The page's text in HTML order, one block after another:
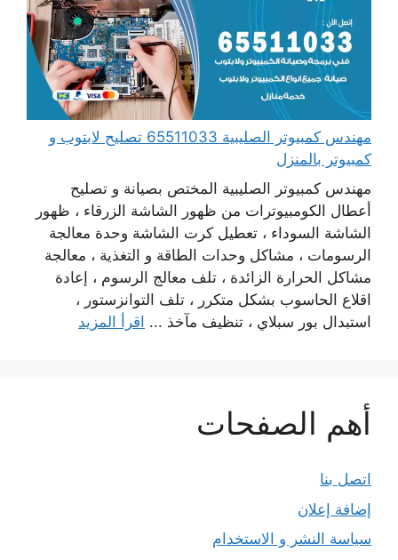
مهندس كمبيوتر الصليبية 65511033 تصليح لابتوب و
كمبيوتر بالمنزل
مهندس كمبيوتر الصليبية المختص بصيانة و تصليح
أعطال الكومبيوترات من ظهور الشاشة الزرقاء ، ظهور
الشاشة السوداء ، تعطيل كرت الشاشة وحدة معالجة
الرسومات ، مشاكل وحدات الطاقة و التغذية ، معالجة
مشاكل الحرارة الزائدة ، تلف معالج الرسوم ، إعادة
اقلاع الحاسوب بشكل متكرر ، تلف التوانزستور ،
استبدال بور سبلاي ، تنظيف مآخذ ... اقرأ المزيد
أهم الصفحات
اتصل بنا
إضافة إعلان
سياسة النشر و الاستخدام